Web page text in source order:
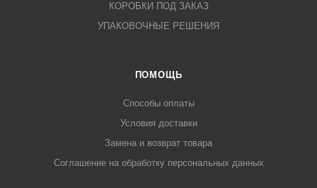
КОРОБКИ ПОД ЗАКАЗ
УПАКОВОЧНЫЕ РЕШЕНИЯ
ПОМОЩЬ
Способы оплаты
Условия доставки
Замена и возврат товара
Соглашение на обработку персональных данных